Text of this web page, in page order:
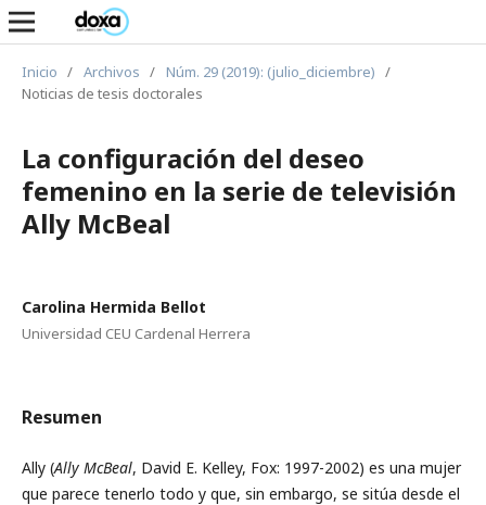
Inicio / Archivos / Núm. 29 (2019): (julio_diciembre) /
Noticias de tesis doctorales
La configuración del deseo
femenino en la serie de televisión
Ally McBeal
Carolina Hermida Bellot
Universidad CEU Cardenal Herrera
Resumen
Ally (Ally McBeal, David E. Kelley, Fox: 1997-2002) es una mujer
que parece tenerlo todo y que, sin embargo, se sitúa desde el